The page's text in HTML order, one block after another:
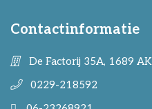
Contactinformatie
De Factorij 35A, 1689
0229-218592